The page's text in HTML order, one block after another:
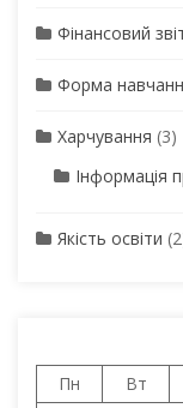
Фінансовий
Форма
Харчування (3)
Інформація
Якість освіти
Пн
Вт